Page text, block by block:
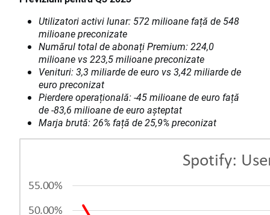
Utilizatori activi lunar: 572 milioane față de 548
milioane preconizate
Numărul total de abonați Premium: 224,0
milioane vs 223,5 milioane preconizate
Venituri: 3,3 miliarde de euro vs 3,42 miliarde de
euro preconizat
Pierdere operațională: -45 milioane de euro față
de -83,6 milioane de euro așteptat
Marja brută: 26% față de 25,9% preconizat